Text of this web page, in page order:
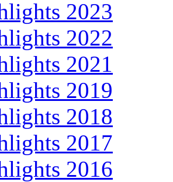
2023
2022
2021
2019
2018
2017
2016